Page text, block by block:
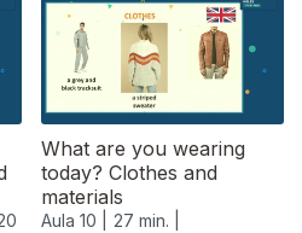
What are you wearing
today? Clothes and
materials
Aula 10 |
27 min. |